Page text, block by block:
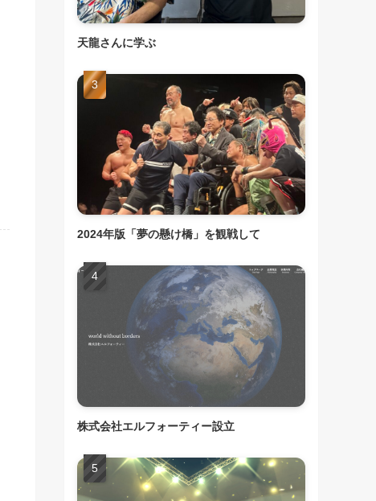
天龍さんに学ぶ
2024年版「夢の懸け橋」を観戦して
株式会社エルフォーティー設立